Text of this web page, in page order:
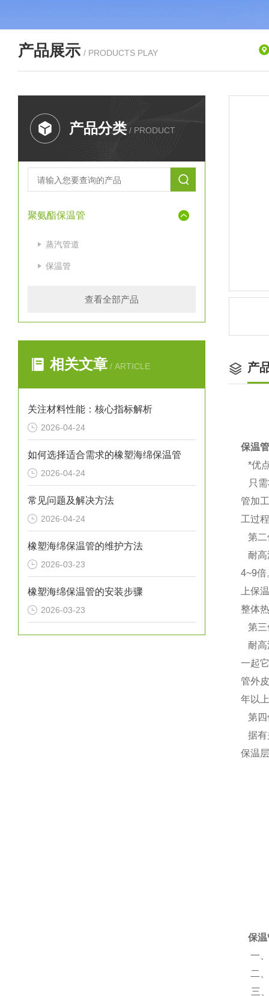
产品展示 / PRODUCTS PLAY
产品分类 / PRODUCT
聚氨酯保温管
蒸汽管道
保温管
查看全部产品
相关文章 / ARTICLE
关注材料性能：核心指标解析
2026-04-24
如何选择适合需求的橡塑海绵保温管
2026-04-24
常见问题及解决方法
2026-04-24
橡塑海绵保温管的维护方法
2026-03-23
橡塑海绵保温管的安装步骤
2026-03-23
产
保温
*优
只需
管加
工过
第二
耐高
4~9倍
上保
整体
第三
耐高
一起
管外
年以
第四
据有
保温
保温
一、
二、
三、